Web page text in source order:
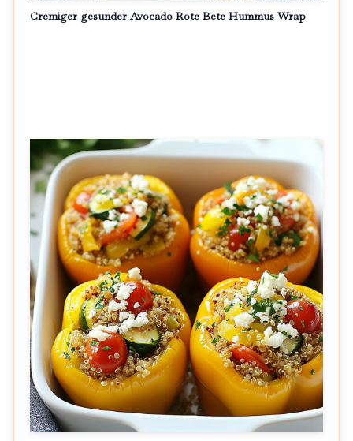
Cremiger gesunder Avocado Rote Bete Hummus Wrap